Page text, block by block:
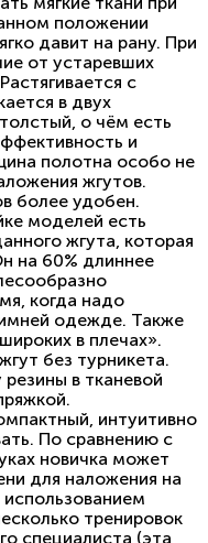
положении
давит на рану. При
от устаревших
с
в двух
о чём есть
и
полотна особо не
жгутов.
более удобен.
моделей есть
жгута, которая
на 60% длиннее
когда надо
одежде. Также
в плечах».
без турникета.
в тканевой
интуитивно
По сравнению с
новичка может
для наложения на
тренировок
специалиста (эта